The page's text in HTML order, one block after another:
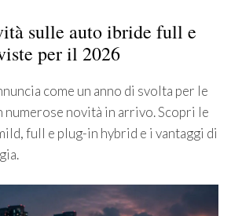
sulle auto ibride full e
per il 2026
come un anno di svolta per le
numerose novità in arrivo. Scopri le
full e plug-in hybrid e i vantaggi di